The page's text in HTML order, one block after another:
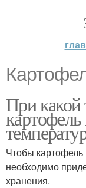
При какой
Чтобы
необходимо
хранения.